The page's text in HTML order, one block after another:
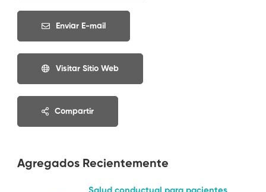
Enviar E-mail
Visitar Sitio Web
Compartir
Agregados Recientemente